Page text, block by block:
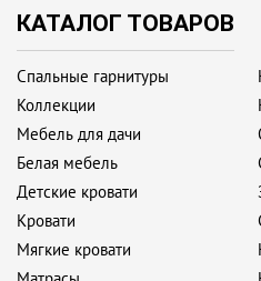
КАТАЛОГ ТОВАРОВ
Спальные гарнитуры
Коллекции
Мебель для дачи
Белая мебель
Детские кровати
Кровати
Мягкие кровати